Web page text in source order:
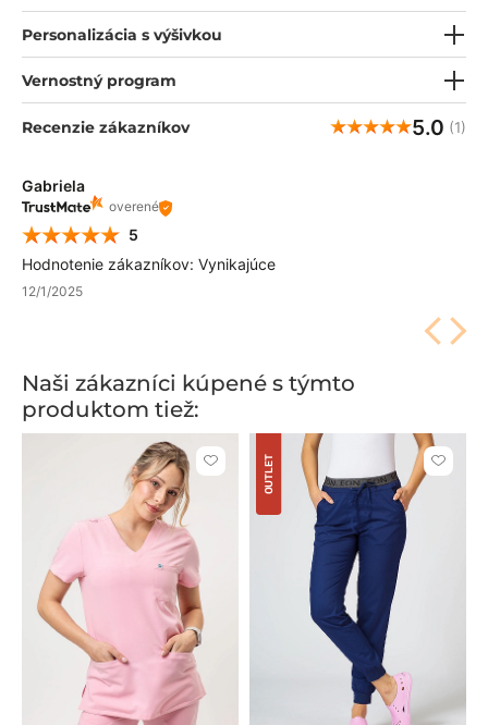
Personalizácia s výšivkou
Vernostný program
Recenzie zákazníkov 5.0 (1)
Gabriela
overené
5
Hodnotenie zákazníkov: Vynikajúce
12/1/2025
Naši zákazníci kúpené s týmto
produktom tiež:
Kliknite
OUTLET
Kliknite